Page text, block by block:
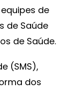
de
de Saúde
de Saúde.
(SMS),
dos